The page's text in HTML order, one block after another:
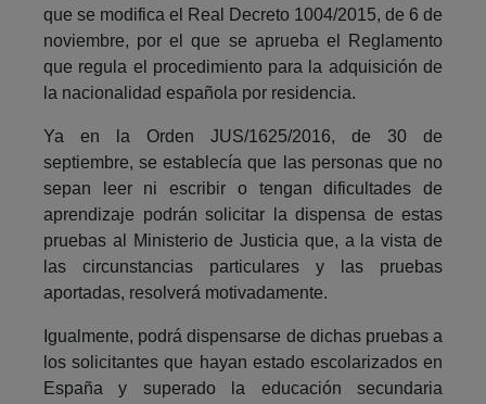
que se modifica el Real Decreto 1004/2015, de 6 de
noviembre, por el que se aprueba el Reglamento
que regula el procedimiento para la adquisición de
la nacionalidad española por residencia.
Ya en la Orden JUS/1625/2016, de 30 de
septiembre, se establecía que las personas que no
sepan leer ni escribir o tengan dificultades de
aprendizaje podrán solicitar la dispensa de estas
pruebas al Ministerio de Justicia que, a la vista de
las circunstancias particulares y las pruebas
aportadas, resolverá motivadamente.
Igualmente, podrá dispensarse de dichas pruebas a
los solicitantes que hayan estado escolarizados en
España y superado la educación secundaria